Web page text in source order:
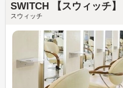
SWITCH 【スウィッチ】
スウィッチ